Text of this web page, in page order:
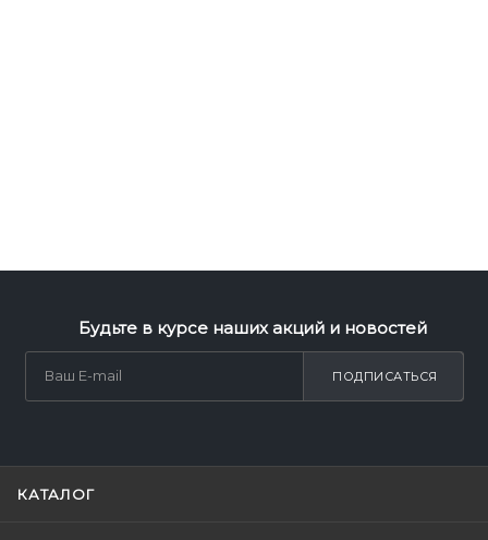
Будьте в курсе наших акций и новостей
ПОДПИСАТЬСЯ
КАТАЛОГ